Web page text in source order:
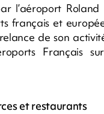
l’aéroport Roland
français et
de son
Français
et restaurants